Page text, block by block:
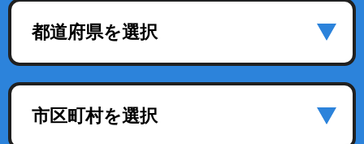
都道府県を選択
市区町村を選択